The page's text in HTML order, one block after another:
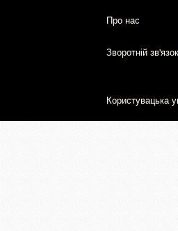
Про нас
Зворотній зв'язок
Користувацька